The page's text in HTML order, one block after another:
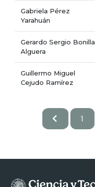
Gabriela Pérez
Yarahuán
Gerardo Sergio Bonilla
Alguera
Guillermo Miguel
Cejudo Ramírez
1